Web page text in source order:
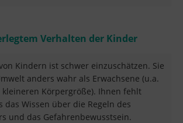
Verhalten der Kinder
Kindern ist schwer einzuschätzen. Sie
anders wahr als Erwachsene (u.a.
Körpergröße). Ihnen fehlt
das Wissen über die Regeln des
und das Gefahrenbewusstsein.